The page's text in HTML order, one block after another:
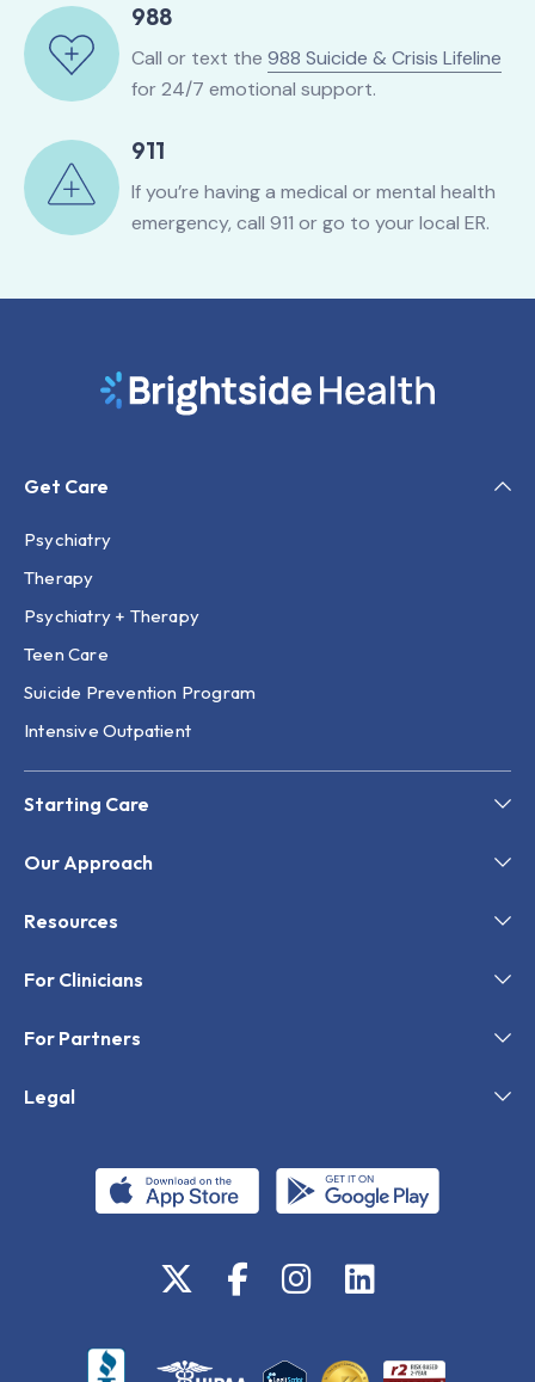
988
Call or text the 988 Suicide & Crisis Lifeline
for 24/7 emotional support.
911
If you’re having a medical or mental health
emergency, call 911 or go to your local ER.
Get Care
Psychiatry
Therapy
Psychiatry + Therapy
Teen Care
Suicide Prevention Program
Intensive Outpatient
Starting Care
Our Approach
Resources
For Clinicians
For Partners
Legal